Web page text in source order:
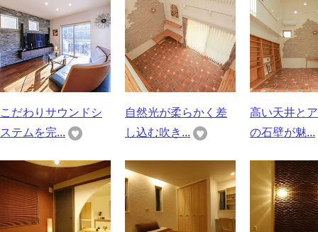
こだわりサウンドシ
ステムを完...
自然光が柔らかく差
し込む吹き...
高い天井と
の石壁が魅...